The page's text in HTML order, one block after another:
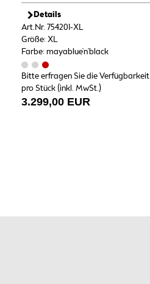
Details
Art.Nr. 754201-XL
Größe: XL
Farbe: mayablue'n'black
Bitte erfragen Sie die Verfügbarkeit
pro Stück (inkl. MwSt.)
3.299,00 EUR